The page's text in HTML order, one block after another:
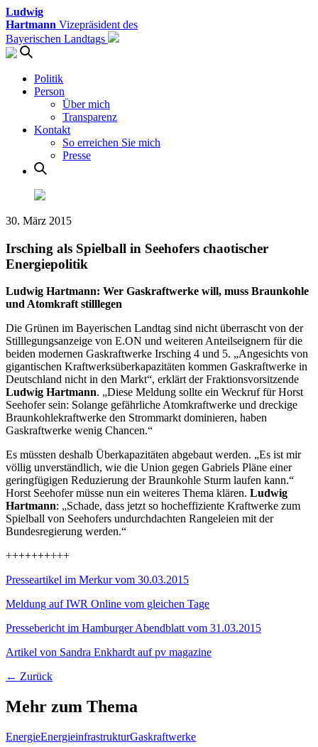
Ludwig
Hartmann Vizepräsident des
Bayerischen Landtags
Politik
Person
Über mich
Transparenz
Kontakt
So erreichen Sie mich
Presse
30. März 2015
Irsching als Spielball in Seehofers chaotischer
Energiepolitik
Ludwig Hartmann: Wer Gaskraftwerke will, muss Braunkohle
und Atomkraft stilllegen
Die Grünen im Bayerischen Landtag sind nicht überrascht von der
Stilllegungsanzeige von E.ON und weiteren Anteilseignern für die
beiden modernen Gaskraftwerke Irsching 4 und 5. „Angesichts von
gigantischen Kraftwerksüberkapazitäten kommen Gaskraftwerke in
Deutschland nicht in den Markt“, erklärt der Fraktionsvorsitzende
Ludwig Hartmann. „Diese Meldung sollte ein Weckruf für Horst
Seehofer sein: Solange gefährliche Atomkraftwerke und dreckige
Braunkohlekraftwerke den Strommarkt dominieren, haben
Gaskraftwerke wenig Chancen.“
Es müssten deshalb Überkapazitäten abgebaut werden. „Es ist mir
völlig unverständlich, wie die Union gegen Gabriels Pläne einer
geringfügigen Reduzierung der Braunkohle Sturm laufen kann.“
Horst Seehofer müsse nun ein weiteres Thema klären. Ludwig
Hartmann: „Schade, dass jetzt so hocheffiziente Kraftwerke zum
Spielball von Seehofers undurchdachten Rangeleien mit der
Bundesregierung werden.“
++++++++++
Presseartikel im Merkur vom 30.03.2015
Meldung auf IWR Online vom gleichen Tage
Pressebericht im Hamburger Abendblatt vom 31.03.2015
Artikel von Sandra Enkhardt auf pv magazine
← Zurück
Mehr zum Thema
EnergieEnergieinfrastrukturGaskraftwerke